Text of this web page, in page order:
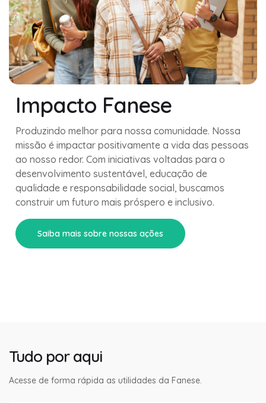
Impacto Fanese
Produzindo melhor para nossa comunidade. Nossa
missão é impactar positivamente a vida das pessoas
ao nosso redor. Com iniciativas voltadas para o
desenvolvimento sustentável, educação de
qualidade e responsabilidade social, buscamos
construir um futuro mais próspero e inclusivo.
Saiba mais sobre nossas ações
Tudo por aqui
Acesse de forma rápida as utilidades da Fanese.